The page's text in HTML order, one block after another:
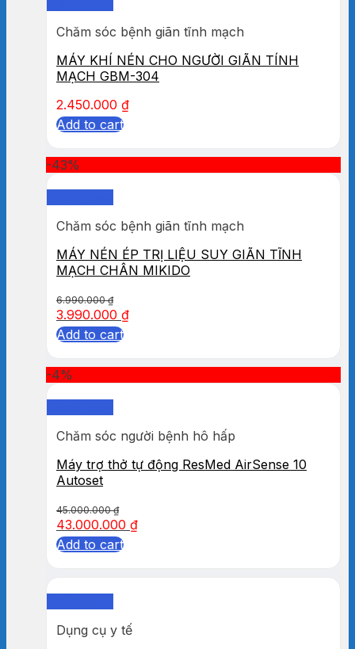
Chăm sóc bệnh giãn tĩnh mạch
MÁY KHÍ NÉN CHO NGƯỜI GIÃN TÍNH
MẠCH GBM-304
2.450.000 ₫
Add to cart
-43%
Chăm sóc bệnh giãn tĩnh mạch
MÁY NÉN ÉP TRỊ LIỆU SUY GIÃN TĨNH
MẠCH CHÂN MIKIDO
6.990.000₫
3.990.000 ₫
Add to cart
-4%
Chăm sóc người bệnh hô hấp
Máy trợ thở tự động ResMed AirSense 10
Autoset
45.000.000₫
43.000.000 ₫
Add to cart
Dụng cụ y tế